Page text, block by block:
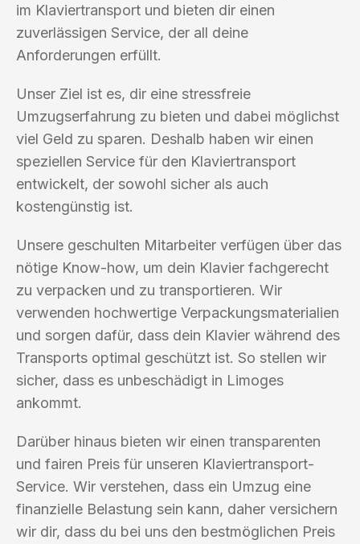
im Klaviertransport und bieten dir einen
zuverlässigen Service, der all deine
Anforderungen erfüllt.
Unser Ziel ist es, dir eine stressfreie
Umzugserfahrung zu bieten und dabei möglichst
viel Geld zu sparen. Deshalb haben wir einen
speziellen Service für den Klaviertransport
entwickelt, der sowohl sicher als auch
kostengünstig ist.
Unsere geschulten Mitarbeiter verfügen über das
nötige Know-how, um dein Klavier fachgerecht
zu verpacken und zu transportieren. Wir
verwenden hochwertige Verpackungsmaterialien
und sorgen dafür, dass dein Klavier während des
Transports optimal geschützt ist. So stellen wir
sicher, dass es unbeschädigt in Limoges
ankommt.
Darüber hinaus bieten wir einen transparenten
und fairen Preis für unseren Klaviertransport-
Service. Wir verstehen, dass ein Umzug eine
finanzielle Belastung sein kann, daher versichern
wir dir, dass du bei uns den bestmöglichen Preis